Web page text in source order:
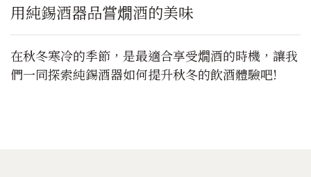
用純錫酒器品嘗燗酒的美味
在秋冬寒冷的季節，是最適合享受燗酒的時機，讓我
們一同探索純錫酒器如何提升秋冬的飲酒體驗吧!